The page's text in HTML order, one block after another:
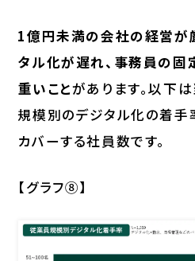
1億円未満の会社の経営が
タル化が遅れ、事務員の固
重いことがあります。以下
規模別のデジタル化の着手
カバーする社員数です。
【グラフ⑧】